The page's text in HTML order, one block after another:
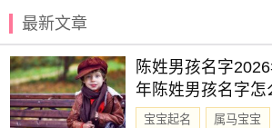
【宇舒】 【书娴】 【姝霏】 【卿莞
【婉筠】 【可清】 【娉亭】 【安怡
【宛央】 【云昕】 【宛依】 【一
【亦君】 【予诺】 【宛清】 【乔苒
最新文章
陈姓男孩名字
年陈姓男孩名字怎
宝宝起名
属马宝宝